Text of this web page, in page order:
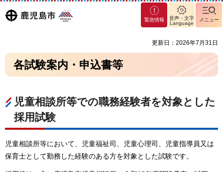
鹿児島
マグ
マシ
緊急情報
音声・文字
Language
メニュー
更新日：2026年7月31日
各試験案内・申込書等
児童相談所等での職務経験者を対象とした
採用試験
児童相談所等において、児童福祉司、児童心理司、児童指導員又は
保育士として勤務した経験のある方を対象とした試験です。